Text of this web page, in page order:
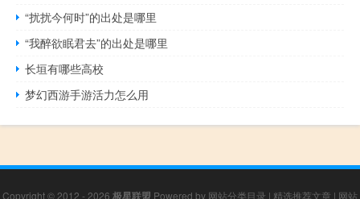
“扰扰今何时”的出处是哪里
“我醉欲眠君去”的出处是哪里
长垣有哪些高校
梦幻西游手游活力怎么用
Copyright © 2012 - 2026 极星联盟 Powered by 网站分类目录 | 精选推荐文章 | 网站